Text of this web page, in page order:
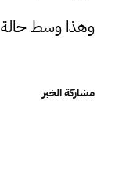
وهذا وسط
مشاركة الخبر